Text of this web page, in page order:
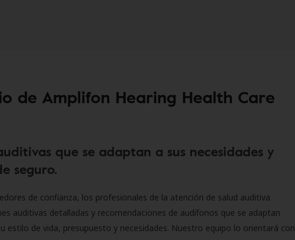
de Amplifon Hearing Health Care
que se adaptan a sus necesidades y
seguro.
de confianza, los profesionales de la atención de salud auditiva
auditivas detalladas y recomendaciones de audífonos que se adaptan
estilo de vida, presupuesto y necesidades. Nuestro equipo lo orientará con